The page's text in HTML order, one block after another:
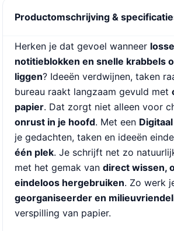
Productomschrijving &
Herken je dat gevoel wanneer
notitieblokken en snelle krabbels
liggen? Ideeën verdwijnen, taken
bureau raakt langzaam gevuld met
papier. Dat zorgt niet alleen voor
onrust in je hoofd. Met een
je gedachten, taken en ideeën
één plek. Je schrijft net zo
met het gemak van direct wissen,
eindeloos hergebruiken. Zo werk
georganiseerder en
verspilling van papier.